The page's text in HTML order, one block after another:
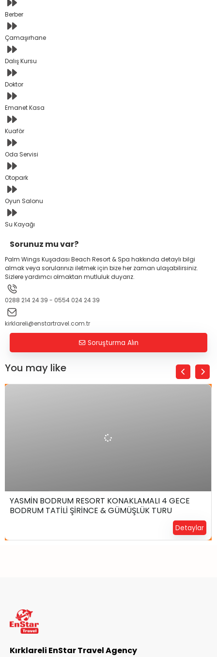
Berber
Çamaşırhane
Dalış Kursu
Doktor
Emanet Kasa
Kuaför
Oda Servisi
Otopark
Oyun Salonu
Su Kayağı
Sorunuz mu var?
Palm Wings Kuşadası Beach Resort & Spa hakkında detaylı bilgi
almak veya sorularınızı iletmek için bize her zaman ulaşabilirsiniz.
Sizlere yardımcı olmaktan mutluluk duyarız.
0288 214 24 39 - 0554 024 24 39
kirklareli@enstartravel.com.tr
Soruşturma Alın
You may like
6 Gün4 Gece
Yerinizi Ayırtın !
YASMİN BODRUM RESORT KONAKLAMALI 4 GECE
BODRUM TATİLİ ŞİRİNCE & GÜMÜŞLÜK TURU
Detaylar
Kırklareli EnStar Travel Agency